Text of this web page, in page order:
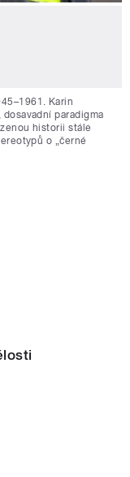
Karin
paradigma
historii stále
o „černé